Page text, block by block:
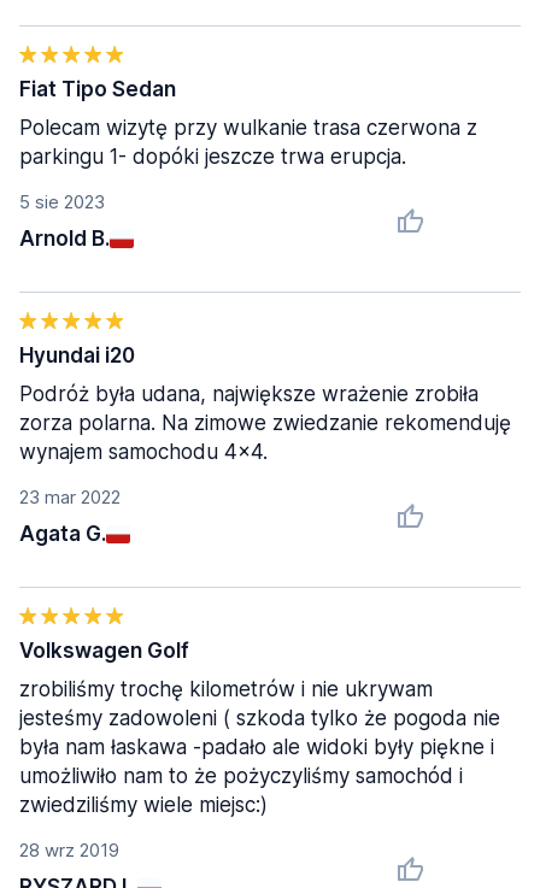
5 sie 2023
Arnold B.
Fiat Tipo Sedan
Polecam wizytę przy wulkanie trasa czerwona z
parkingu 1- dopóki jeszcze trwa erupcja.
23 mar 2022
Agata G.
Hyundai i20
Podróż była udana, największe wrażenie zrobiła
zorza polarna. Na zimowe zwiedzanie rekomenduję
wynajem samochodu 4x4.
28 wrz 2019
Volkswagen Golf
zrobiliśmy trochę kilometrów i nie ukrywam
jesteśmy zadowoleni ( szkoda tylko że pogoda nie
była nam łaskawa -padało ale widoki były piękne i
umożliwiło nam to że pożyczyliśmy samochód i
zwiedziliśmy wiele miejsc:)